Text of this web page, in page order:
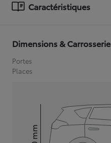
Caractéristiques
Dimensions & Carrosserie
Portes
Places
mm